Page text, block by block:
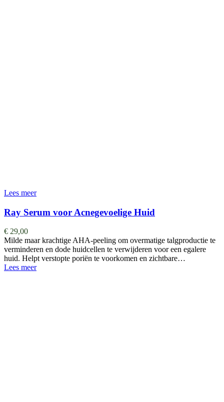
Lees meer
Ray Serum voor Acnegevoelige Huid
€ 29,00
Milde maar krachtige AHA-peeling om overmatige talgproductie te
verminderen en dode huidcellen te verwijderen voor een egalere
huid. Helpt verstopte poriën te voorkomen en zichtbare…
Lees meer